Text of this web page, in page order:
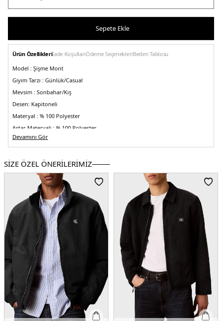
Sepete Ekle
Ürün Özellikleriİade KoşullarıÖdeme SeçenekleriBeden Tablosu
Model : Şişme Mont
Giyim Tarzı : Günlük/Casual
Mevsim : Sonbahar/Kış
Desen: Kapitoneli
Materyal : % 100 Polyester
Astar Materyali : % 100 Polyester
İç Materyal :% 100 Ördek Tüyü
Kapama Şekli :Fermuar
Kol Bilgisi :Uzun Kol
Cepli
Kalıp Bilgisi :Regular Fit
Menşei :
Vietnam
5DE1LV04LD521GC65.42
Devamını Gör
SİZE ÖZEL ÖNERİLERİMİZ